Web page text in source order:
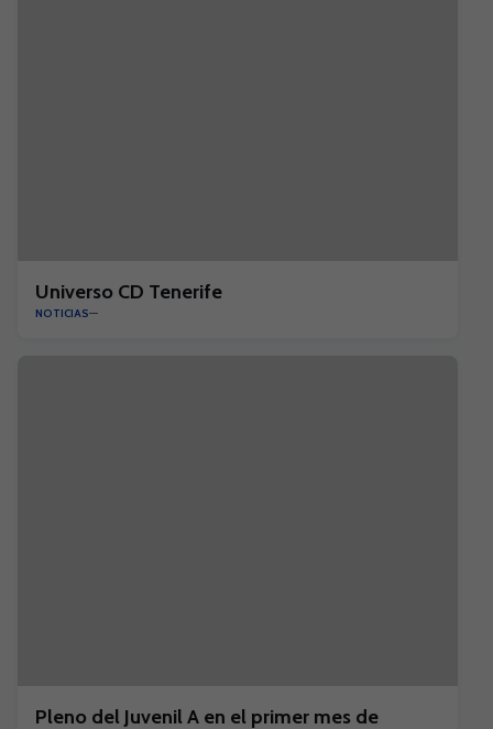
Universo CD Tenerife
NOTICIAS
Pleno del Juvenil A en el primer mes de